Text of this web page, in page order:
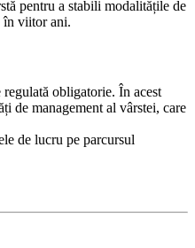
pentru a stabili modalitățile de
în viitor ani.
obligatorie. În acest
de management al vârstei, care
de lucru pe parcursul